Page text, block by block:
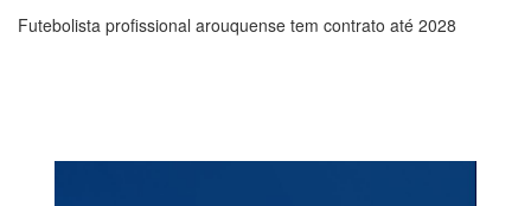
Futebolista profissional arouquense tem contrato até 2028